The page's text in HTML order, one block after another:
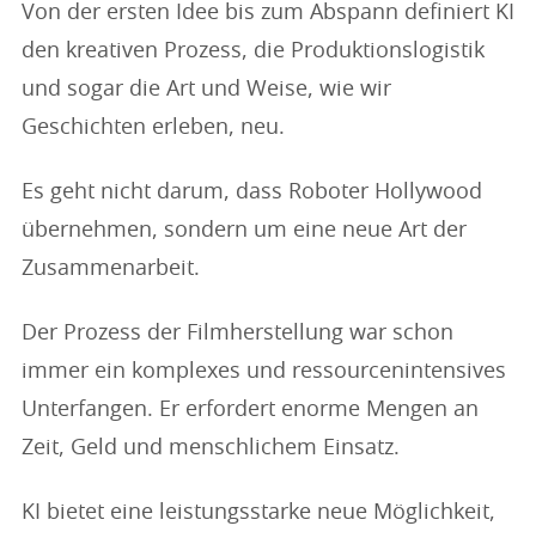
Von der ersten Idee bis zum Abspann definiert KI
den kreativen Prozess, die Produktionslogistik
und sogar die Art und Weise, wie wir
Geschichten erleben, neu.
Es geht nicht darum, dass Roboter Hollywood
übernehmen, sondern um eine neue Art der
Zusammenarbeit.
Der Prozess der Filmherstellung war schon
immer ein komplexes und ressourcenintensives
Unterfangen. Er erfordert enorme Mengen an
Zeit, Geld und menschlichem Einsatz.
KI bietet eine leistungsstarke neue Möglichkeit,